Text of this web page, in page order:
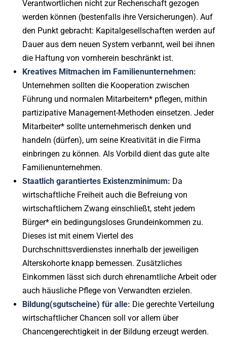
Verantwortlichen nicht zur Rechenschaft gezogen
werden können (bestenfalls ihre Versicherungen). Auf
den Punkt gebracht: Kapitalgesellschaften werden auf
Dauer aus dem neuen System verbannt, weil bei ihnen
die Haftung von vornherein beschränkt ist.
Kreatives Mitmachen im Familienunternehmen:
Unternehmen sollten die Kooperation zwischen
Führung und normalen Mitarbeitern* pflegen, mithin
partizipative Management-Methoden einsetzen. Jeder
Mitarbeiter* sollte unternehmerisch denken und
handeln (dürfen), um seine Kreativität in die Firma
einbringen zu können. Als Vorbild dient das gute alte
Familienunternehmen.
Staatlich garantiertes Existenzminimum: Da
wirtschaftliche Freiheit auch die Befreiung von
wirtschaftlichem Zwang einschließt, steht jedem
Bürger* ein bedingungsloses Grundeinkommen zu.
Dieses ist mit einem Viertel des
Durchschnittsverdienstes innerhalb der jeweiligen
Alterskohorte knapp bemessen. Zusätzliches
Einkommen lässt sich durch ehrenamtliche Arbeit oder
auch häusliche Pflege von Verwandten erzielen.
Bildung(sgutscheine) für alle: Die gerechte Verteilung
wirtschaftlicher Chancen soll vor allem über
Chancengerechtigkeit in der Bildung erzeugt werden.